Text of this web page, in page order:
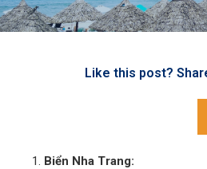
Like this post?
1. Biển Nha Trang: